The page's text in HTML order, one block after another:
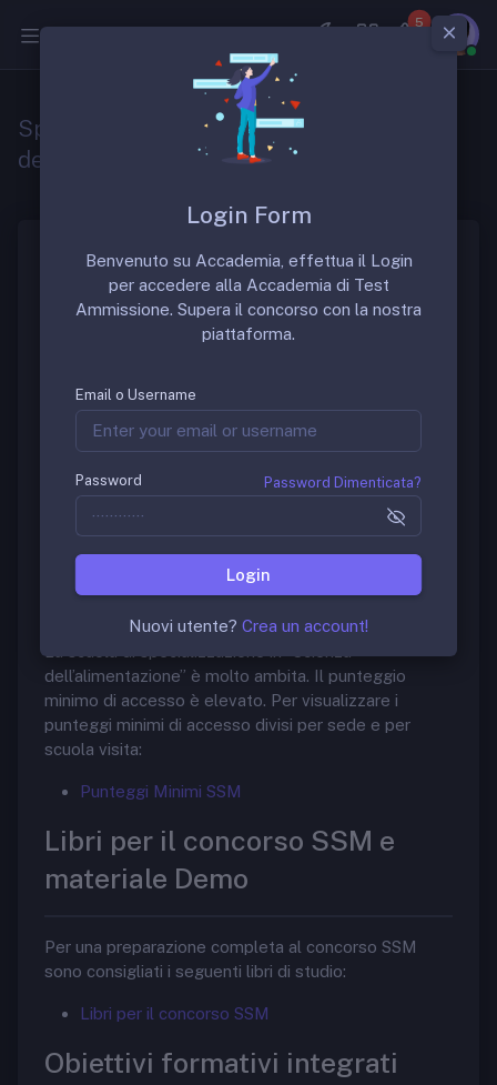
5
Specializzazione in scienza
dell’alimentazione
La scuola di specializzazione in “Scienza
dell’alimentazione” è una scuola di specializzazione
molto ambita. La durata della scuola è di 4 anni.
Per discutere sulle sedi migliori di questa prestigiosa
FB dedicato:
Scuole di Specializzazione in Medicina
Punteggi Minimi di accesso
dell’alimentazione” è molto ambita. Il punteggio
minimo di accesso è elevato. Per visualizzare i
punteggi minimi di accesso divisi per sede e per
scuola visita:
Punteggi Minimi SSM
Libri per il concorso SSM e
materiale Demo
Per una preparazione completa al concorso SSM
sono consigliati i seguenti libri di studio:
Libri per il concorso SSM
Obiettivi formativi integrati
Login Form
Benvenuto su Accademia, effettua il Login
per accedere alla Accademia di Test
Ammissione. Supera il concorso con la nostra
piattaforma.
Email o Username
Password Password Dimenticata?
Login
Nuovi utente? Crea un account!